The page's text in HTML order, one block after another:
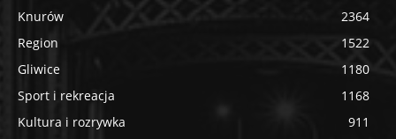
Knurów
2364
Region
1522
Gliwice
1180
Sport i rekreacja
1168
Kultura i rozrywka
911